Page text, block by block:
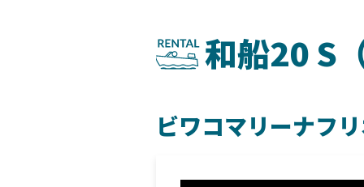
和船20 S
ビワコマリーナフ